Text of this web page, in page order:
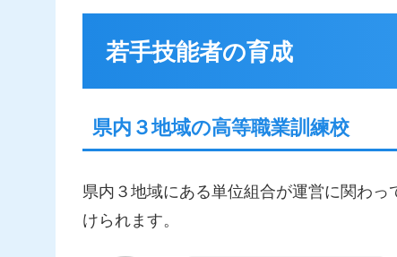
若手技能者の育成
県内３地域の高等職業訓練校
県内３地域にある単位組合が運営に関わ
けられます。